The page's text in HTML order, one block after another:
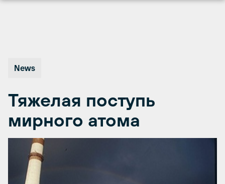
News
Тяжелая поступь
мирного атома